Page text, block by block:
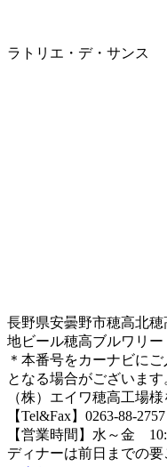
ラトリエ・デ・サンス
長野県安曇野市穂高北穂
地ビール穂高ブルワリ
＊本番号をカーナビに
となる場合がございます
（株）エイワ穂高工場
【Tel&Fax】0263-88-2757
【営業時間】水～金
ディナーは前日までの要